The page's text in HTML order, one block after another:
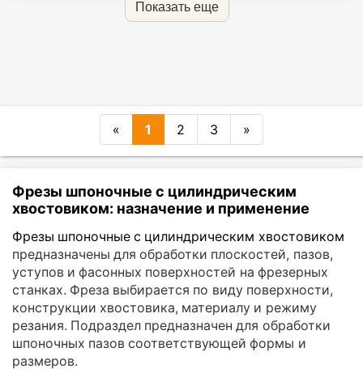
Показать еще
« 1 2 3 »
Фрезы шпоночные с цилиндрическим
хвостовиком: назначение и применение
Фрезы шпоночные с цилиндрическим хвостовиком
предназначены для обработки плоскостей, пазов,
уступов и фасонных поверхностей на фрезерных
станках. Фреза выбирается по виду поверхности,
конструкции хвостовика, материалу и режиму
резания. Подраздел предназначен для обработки
шпоночных пазов соответствующей формы и
размеров.